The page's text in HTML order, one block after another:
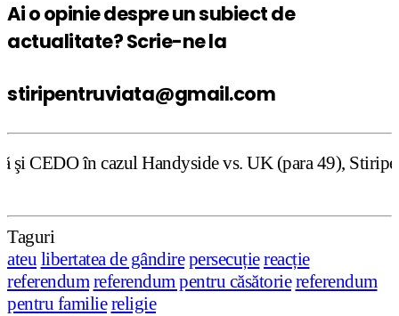
Ai o opinie despre un subiect de
actualitate? Scrie-ne la
stiripentruviata@gmail.com
Handyside vs. UK (para 49), Stiripentruviata.ro
Taguri
ateu libertatea de gândire persecuțiereacție
referendum referendum pentru căsătorie referendum
pentru familie religie